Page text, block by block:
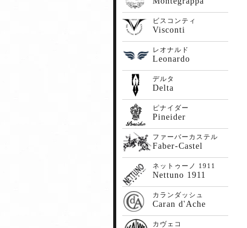
ビスコンティ
Visconti
レオナルド
Leonardo
デルタ
Delta
ピナイダー
Pineider
ファーバーカステル
Faber-Castel
ネットゥーノ 1911
Nettuno 1911
カランダッシュ
Caran d'Ache
カヴェコ